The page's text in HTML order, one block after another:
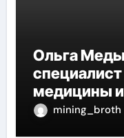
Ольга
специалист
медицины и
автор
mining_broth